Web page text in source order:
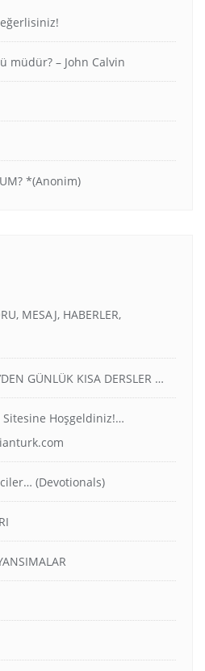
müdür? – John Calvin
*(Anonim)
MESAJ, HABERLER,
GÜNLÜK KISA DERSLER …
Sitesine Hoşgeldiniz!…
(Devotionals)